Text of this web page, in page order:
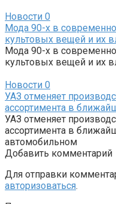
Новости 0
Мода 90-х в
культовых вещей и их
Мода 90-х в
культовых вещей и их
Новости 0
УАЗ отменяет
ассортимента в
УАЗ отменяет
ассортимента в
автомобильном
Добавить комментарий
Для отправки
авторизоваться.